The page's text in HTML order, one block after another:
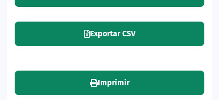
Exportar CSV
Imprimir